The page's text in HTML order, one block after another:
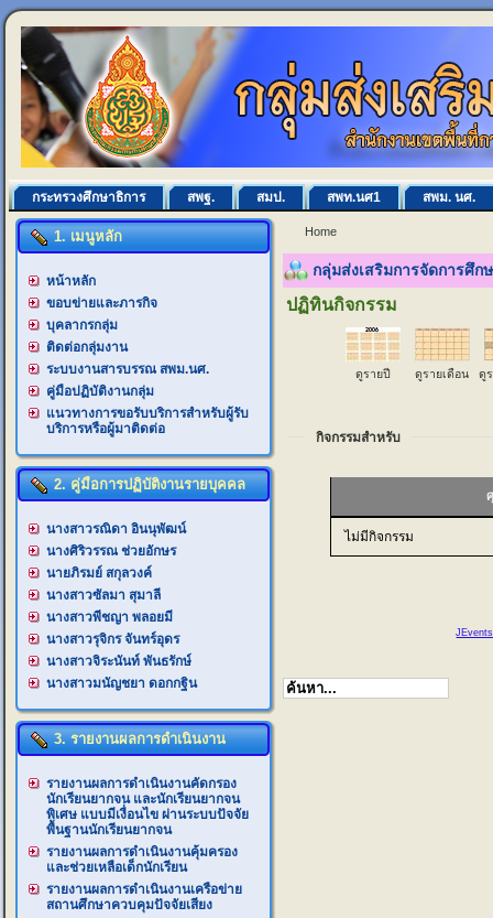
กระทรวงศึกษาธิการ สพฐ. สมป. สพท.นศ1 สพม. นศ.
1. เมนูหลัก
หน้าหลัก
ขอบข่ายและภารกิจ
บุคลากรกลุ่ม
ติดต่อกลุ่มงาน
ระบบงานสารบรรณ สพม.นศ.
คู่มือปฏิบัติงานกลุ่ม
แนวทางการขอรับบริการสำหรับผู้รับ
บริการหรือผู้มาติดต่อ
2. คู่มือการปฏิบัติงานรายบุคคล
นางสาวรณิดา อินนุพัฒน์
นางศิริวรรณ ช่วยอักษร
นายภิรมย์ สกุลวงค์
นางสาวซัลมา สุมาลี
นางสาวพีชญา พลอยมี
นางสาวรุจิกร จันทร์อุดร
นางสาวจิระนันท์ พันธรักษ์
นางสาวมนัญชยา ดอกกฐิน
3. รายงานผลการดำเนินงาน
รายงานผลการดำเนินงานคัดกรอง
นักเรียนยากจน และนักเรียนยากจน
พิเศษ แบบมีเงื่อนไข ผ่านระบบปัจจัย
พื้นฐานนักเรียนยากจน
รายงานผลการดำเนินงานคุ้มครอง
และช่วยเหลือเด็กนักเรียน
รายงานผลการดำเนินงานเครือข่าย
สถานศึกษาควบคุมปัจจัยเสียง
Home
กลุ่มส่งเสริมการจัดการศึก
ปฏิทินกิจกรรม
ดูรายปี ดูรายเดือน ดู
กิจกรรมสำหรับ
ไม่มีกิจกรรม